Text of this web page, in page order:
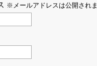
※メールアドレスは公開されま